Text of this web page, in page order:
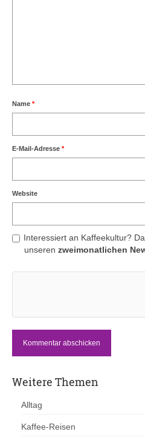
Name *
E-Mail-Adresse *
Website
Interessiert an Kaffeekultur?
unseren zweimonatlichen
Weitere Themen
Alltag
Kaffee-Reisen